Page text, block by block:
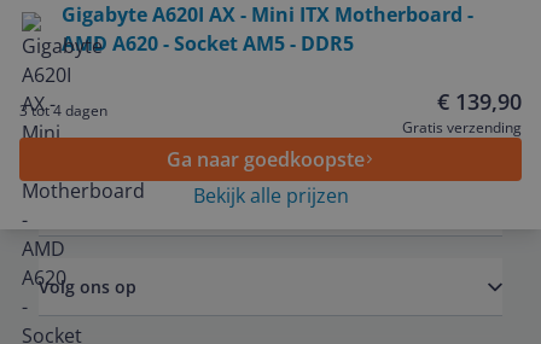
Gigabyte A620I AX - Mini ITX Motherboard -
AMD A620 - Socket AM5 - DDR5
3 tot 4 dagen € 139,90
Gratis verzending
Ga naar goedkoopste
Bekijk alle prijzen
Service
Algemeen
Volg ons op